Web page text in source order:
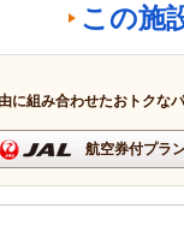
この施
に組み合わせたおトクな
航空券付プラ